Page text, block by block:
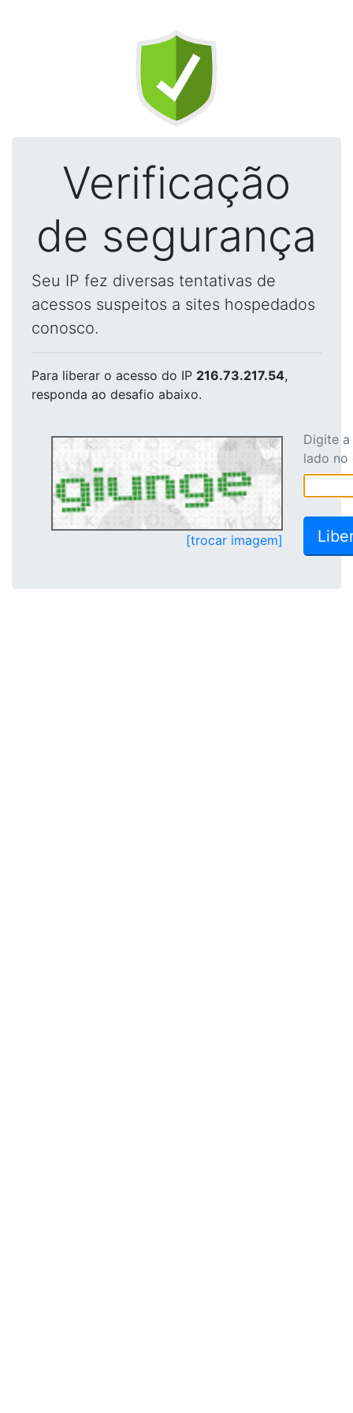
Verificação
de segurança
Seu IP fez diversas tentativas de
acessos suspeitos a sites hospedados
conosco.
Para liberar o acesso do IP 216.73.217.54,
responda ao desafio abaixo.
[trocar imagem]
Digite
lado no